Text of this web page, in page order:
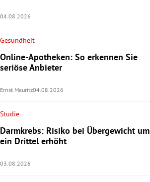
04.08.2026
Gesundheit
Online-Apotheken: So erkennen Sie
seriöse Anbieter
Ernst Mauritz04.08.2026
Studie
Darmkrebs: Risiko bei Übergewicht um
ein Drittel erhöht
03.08.2026